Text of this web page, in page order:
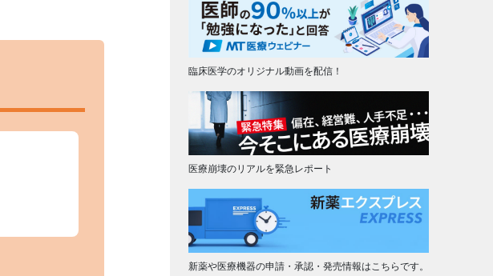
臨床医学のオリジナル動画を配信！
医療崩壊のリアルを緊急レポート
新薬や医療機器の申請・承認・発売情報はこちらです。